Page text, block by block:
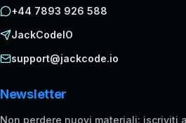
+44 7893 926 588
JackCodeIO
support@jackcode.io
Newsletter
Non perdere nuovi materiali: iscriviti